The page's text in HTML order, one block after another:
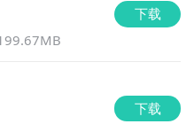
下载
下载